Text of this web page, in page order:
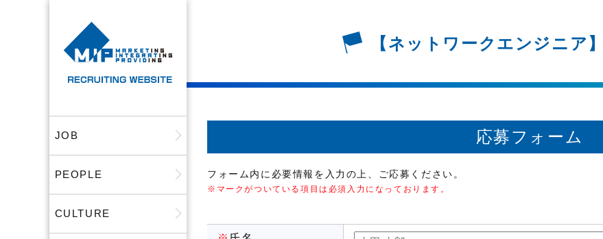
JOB
PEOPLE
CULTURE
【ネットワークエンジニア】
応募フォーム
フォーム内に必要情報を入力の上、ご応募ください。
※マークがついている項目は必須入力になっております。